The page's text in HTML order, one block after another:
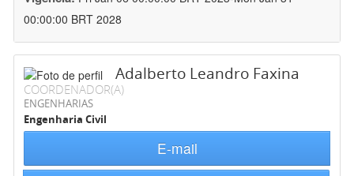
00:00:00 BRT 2028
Adalberto Leandro Faxina
COORDENADOR(A)
ENGENHARIAS
Engenharia Civil
E-mail